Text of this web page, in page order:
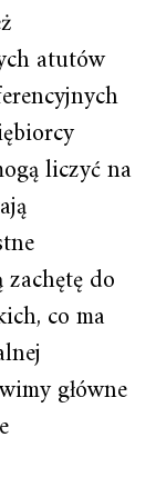
atutów
liczyć na
do
co ma
główne